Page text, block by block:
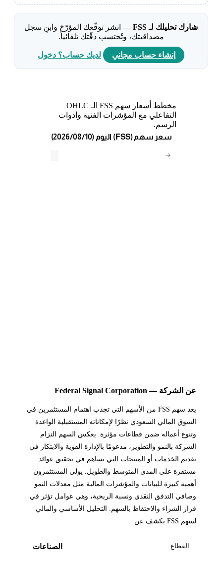
شارك تحليلك لـ FSS
— انشر توقّعك المؤرّخ وابنِ سجل
مصداقيتك، وتُحتسب دقّتك تلقائياً.
إنشاء حساب مجاني لديك حساب؟ دخول
مخطط أسعار سهم FSS الـ OHLC
التفاعلي مع المؤشرات الفنية وأدوات
الرسم.
→
(2026/08/10) اليوم (FSS) سعر سهم
عن الشركة — Federal Signal Corporation
يعد سهم FSS من الأسهم التي تجذب اهتمام المستثمرين في
السوق المالي السعودي نظرًا لإمكاناته المستقبلية الواعدة
وتنوع أعماله ضمن قطاعات مؤثرة. يعكس السهم التزام
الشركة بالنمو والتطوير، مدعومًا بالإدارة القوية والابتكار في
تقديم الخدمات أو المنتجات التي تساهم في تحقيق عوائد
مستقرة على المدى المتوسط والطويل. يولي المستثمرون
أهمية كبيرة للبيانات والمؤشرات المالية مثل معدلات النمو
وصافي التدفق النقدي ونسبة الربحية، وهي عوامل تؤثر في
قرار الشراء والاحتفاظ بالسهم. التحليل الأساسي والمالي
لسهم FSS يكشف عن...
القطاع الصناعات